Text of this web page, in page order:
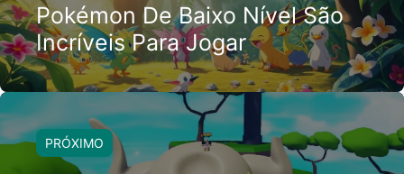
Pokémon De Baixo Nível São
Incríveis Para Jogar
PRÓXIMO